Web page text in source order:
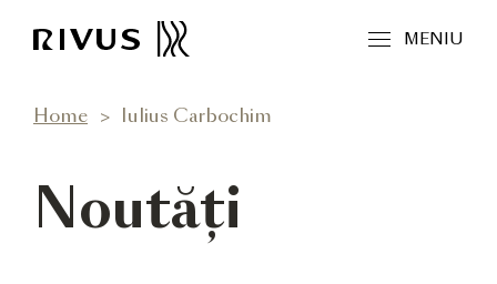
MENIU
Home Iulius Carbochim
Noutăți